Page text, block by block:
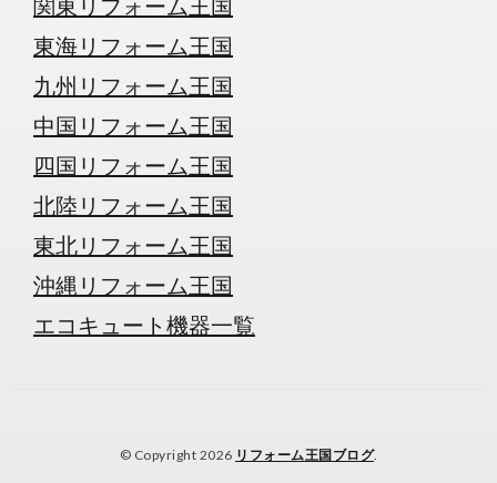
東海リフォーム王国
九州リフォーム王国
中国リフォーム王国
四国リフォーム王国
北陸リフォーム王国
東北リフォーム王国
沖縄リフォーム王国
エコキュート機器一覧
© Copyright 2026 リフォーム王国ブログ.